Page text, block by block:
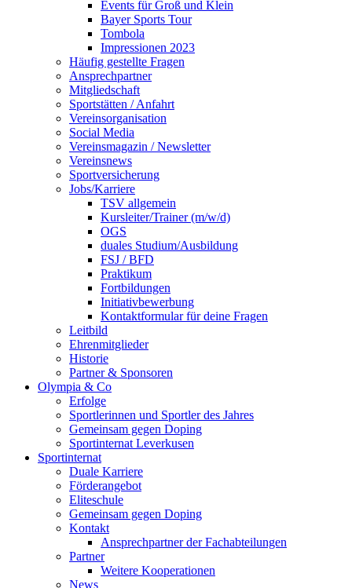
Events für Groß und Klein
Bayer Sports Tour
Tombola
Impressionen 2023
Häufig gestellte Fragen
Ansprechpartner
Mitgliedschaft
Sportstätten / Anfahrt
Vereinsorganisation
Social Media
Vereinsmagazin / Newsletter
Vereinsnews
Sportversicherung
Jobs/Karriere
TSV allgemein
Kursleiter/Trainer (m/w/d)
OGS
duales Studium/Ausbildung
FSJ / BFD
Praktikum
Fortbildungen
Initiativbewerbung
Kontaktformular für deine Fragen
Leitbild
Ehrenmitglieder
Historie
Partner & Sponsoren
Olympia & Co
Erfolge
Sportlerinnen und Sportler des Jahres
Gemeinsam gegen Doping
Sportinternat Leverkusen
Sportinternat
Duale Karriere
Förderangebot
Eliteschule
Gemeinsam gegen Doping
Kontakt
Ansprechpartner der Fachabteilungen
Partner
Weitere Kooperationen
News